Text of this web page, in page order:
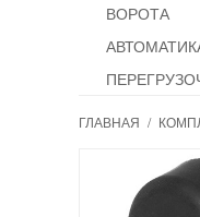
ВОРОТА
ГЛАВНАЯ /